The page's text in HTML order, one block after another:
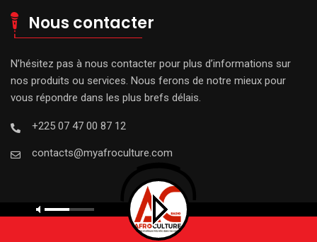
Nous contacter
N’hésitez pas à nous contacter pour plus d’informations sur
nos produits ou services. Nous ferons de notre mieux pour
vous répondre dans les plus brefs délais.
+225 07 47 00 87 12
contacts@myafroculture.com
© 2023 My Afroculture. All Rights Reserved by